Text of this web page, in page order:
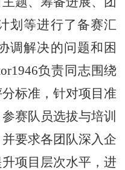
划等进行了备赛汇
调解决的问题和困
负责同志围绕
标准，针对项目准
赛队员选拔与培训
要求各团队深入企
项目层次水平，进